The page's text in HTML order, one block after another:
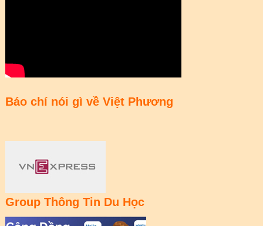
Báo chí nói gì về Việt Phương
Group Thông Tin Du Học